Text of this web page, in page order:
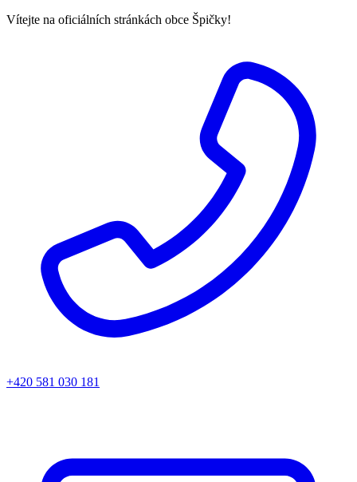
Vítejte na oficiálních stránkách obce Špičky!
+420 581 030 181